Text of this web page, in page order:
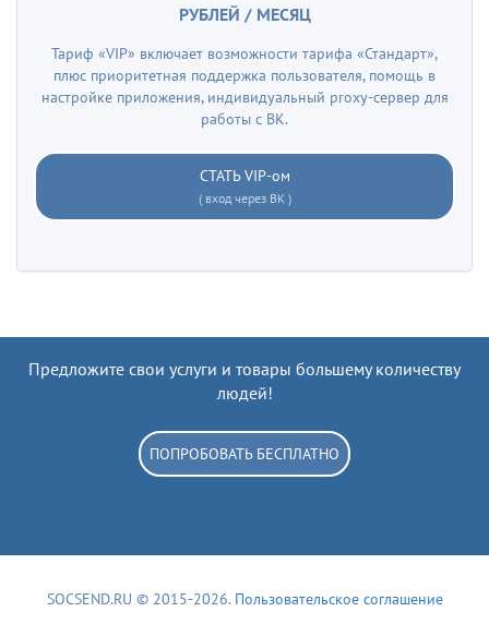
РУБЛЕЙ / МЕСЯЦ
Тариф «VIP» включает возможности тарифа «Стандарт»,
плюс приоритетная поддержка пользователя, помощь в
настройке приложения, индивидуальный proxy-сервер для
работы с ВК.
СТАТЬ VIP-ом
( вход через ВК )
Предложите свои услуги и товары большему количеству
людей!
ПОПРОБОВАТЬ БЕСПЛАТНО
SOCSEND.RU © 2015-2026. Пользовательское соглашение